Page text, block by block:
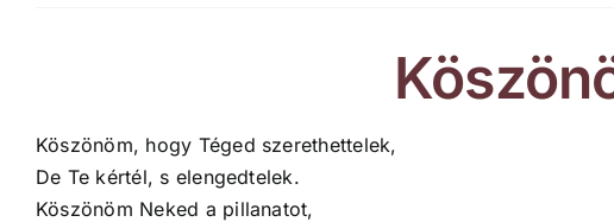
Köszönöm, hogy Téged szerethettelek,
De Te kértél, s elengedtelek.
Köszönöm Neked a pillanatot,